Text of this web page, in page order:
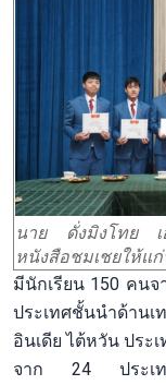
นาย ดั่งมิงโทย เอ
หนังสือชมเชยให้แ
มีนักเรียน 150 คนจ
ประเทศชั้นนำด้าน
อินเดีย ไต้หวัน ประ
จาก 24 ประเทศ